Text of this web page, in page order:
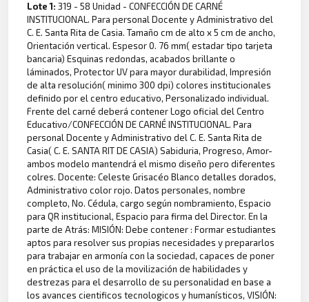
Lote 1:319 - 58 Unidad - CONFECCIÓN DE CARNÉ
INSTITUCIONAL. Para personal Docente y Administrativo del
C. E. Santa Rita de Casia. Tamaño cm de alto x 5 cm de ancho,
Orientación vertical. Espesor 0. 76 mm( estadar tipo tarjeta
bancaria) Esquinas redondas, acabados brillante o
láminados, Protector UV para mayor durabilidad, Impresión
de alta resolución( minimo 300 dpi) colores institucionales
definido por el centro educativo, Personalizado individual.
Frente del carné deberá contener Logo oficial del Centro
Educativo/CONFECCIÓN DE CARNÉ INSTITUCIONAL. Para
personal Docente y Administrativo del C. E. Santa Rita de
Casia( C. E. SANTA RIT DE CASIA) Sabiduria, Progreso, Amor-
ambos modelo mantendrá el mismo diseño pero diferentes
colres. Docente: Celeste Grisacéo Blanco detalles dorados,
Administrativo color rojo. Datos personales, nombre
completo, No. Cédula, cargo según nombramiento, Espacio
para QR institucional, Espacio para firma del Director. En la
parte de Atrás: MISIÓN: Debe contener : Formar estudiantes
aptos para resolver sus propias necesidades y prepararlos
para trabajar en armonía con la sociedad, capaces de poner
en práctica el uso de la movilización de habilidades y
destrezas para el desarrollo de su personalidad en base a
los avances cientificos tecnologicos y humanísticos, VISIÓN: